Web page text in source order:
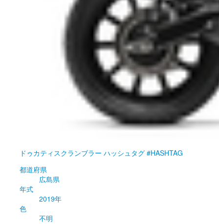
ドゥカティ スクランブラー ハッシュタグ #HASHTAG
都道府県
広島県
年式
2019年
色
不明